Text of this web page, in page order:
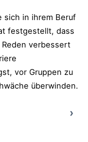
sich in ihrem Beruf
festgestellt, dass
verbessert
vor Gruppen zu
überwinden.